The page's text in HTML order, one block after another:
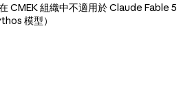
CMEK 組織中不適用於 Claude Fable 5
模型）